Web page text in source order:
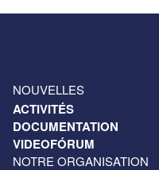
NOUVELLES
ACTIVITÉS
DOCUMENTATION
VIDEOFÓRUM
NOTRE ORGANISATION